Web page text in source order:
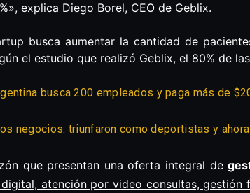
explica Diego Borel, CEO de Geblix.
busca aumentar la cantidad de
el estudio que realizó Geblix, el 80% de
busca 200 empleados y paga más de
negocios: triunfaron como deportistas y
que presentan una oferta integral de
atención por video consultas,